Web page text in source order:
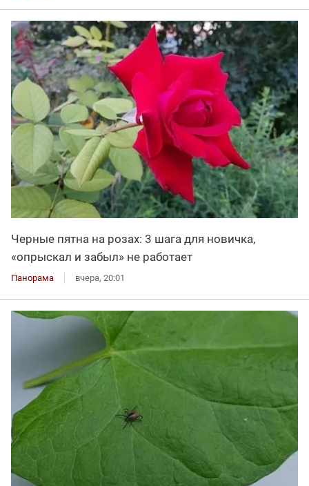
Черные пятна на розах: 3 шага для новичка,
«опрыскал и забыл» не работает
Панорама вчера, 20:01